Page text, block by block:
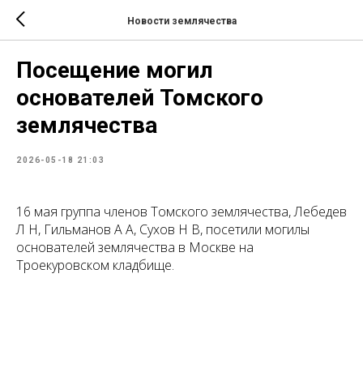
Новости землячества
Посещение могил
основателей Томского
землячества
2026-05-18 21:03
16 мая группа членов Томского землячества, Лебедев
Л Н, Гильманов А А, Сухов Н В, посетили могилы
основателей землячества в Москве на
Троекуровском кладбище.